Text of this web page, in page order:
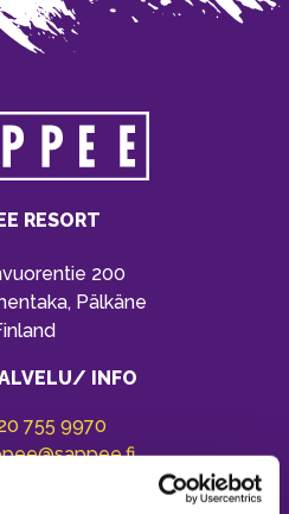
RESORT
200
Pälkäne
INFO
755 9970